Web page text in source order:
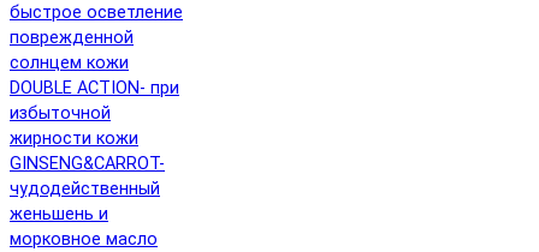
быстрое осветление
поврежденной
солнцем кожи
DOUBLE ACTION- при
избыточной
жирности кожи
GINSENG&CARROT-
чудодейственный
женьшень и
морковное масло